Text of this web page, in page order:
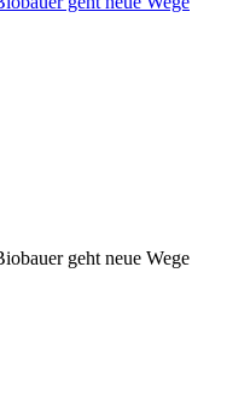
geht neue Wege